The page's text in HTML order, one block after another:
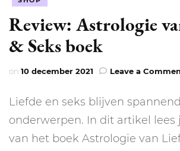
Review: Astrologie
& Seks boek
on 10 december 2021 Leave a
Liefde en seks blijven
onderwerpen. In dit artikel lees
van het boek Astrologie van